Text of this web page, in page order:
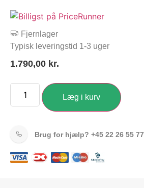
Fjernlager
Typisk leveringstid 1-3 uger
1.790,00 kr.
Læg i kurv
Brug for hjælp? +45 22 26 55 77